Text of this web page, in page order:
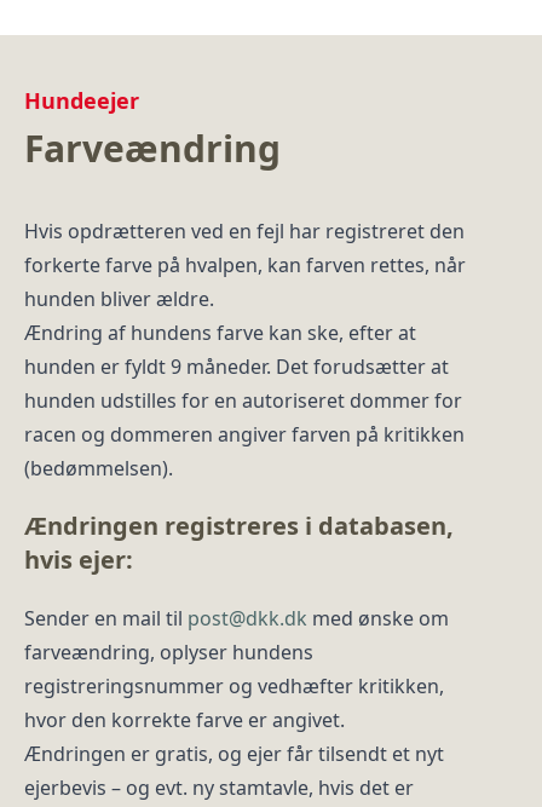
Hundeejer
Farveændring
Hvis opdrætteren ved en fejl har registreret den
forkerte farve på hvalpen, kan farven rettes, når
hunden bliver ældre.
Ændring af hundens farve kan ske, efter at
hunden er fyldt 9 måneder. Det forudsætter at
hunden udstilles for en autoriseret dommer for
racen og dommeren angiver farven på kritikken
(bedømmelsen).
Ændringen registreres i databasen,
hvis ejer:
Sender en mail til post@dkk.dk med ønske om
farveændring, oplyser hundens
registreringsnummer og vedhæfter kritikken,
hvor den korrekte farve er angivet.
Ændringen er gratis, og ejer får tilsendt et nyt
ejerbevis – og evt. ny stamtavle, hvis det er